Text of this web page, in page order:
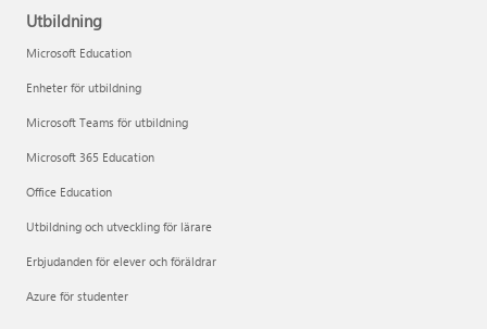
Utbildning
Microsoft Education
Enheter för utbildning
Microsoft Teams för utbildning
Microsoft 365 Education
Office Education
Utbildning och utveckling för lärare
Erbjudanden för elever och föräldrar
Azure för studenter